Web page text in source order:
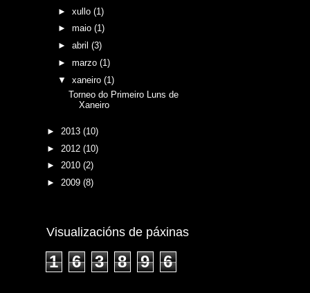
► xullo (1)
► maio (1)
► abril (3)
► marzo (1)
▼ xaneiro (1)
Torneo do Primeiro Luns de
Xaneiro
► 2013 (10)
► 2012 (10)
► 2010 (2)
► 2009 (8)
Visualizacións de páxinas
1 6 3 8 9 6